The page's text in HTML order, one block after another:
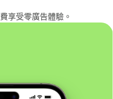
享受零廣告體驗。